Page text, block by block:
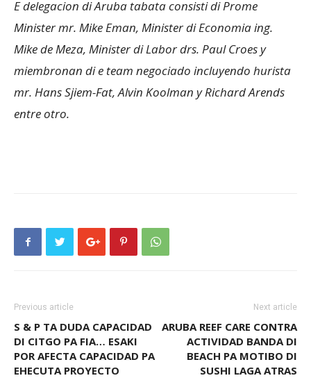
E delegacion di Aruba tabata consisti di Prome
Minister mr. Mike Eman, Minister di Economia ing.
Mike de Meza, Minister di Labor drs. Paul Croes y
miembronan di e team negociado incluyendo hurista
mr. Hans Sjiem-Fat, Alvin Koolman y Richard Arends
entre otro.
Previous article
S & P TA DUDA CAPACIDAD
DI CITGO PA FIA… ESAKI
POR AFECTA CAPACIDAD PA
EHECUTA PROYECTO
Next article
ARUBA REEF CARE CONTRA
ACTIVIDAD BANDA DI
BEACH PA MOTIBO DI
SUSHI LAGA ATRAS